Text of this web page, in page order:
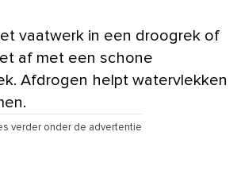
vaatwerk in een droogrek of
af met een schone
Afdrogen helpt watervlekken
verder onder de advertentie